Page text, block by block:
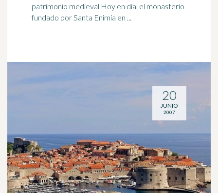
patrimonio medieval Hoy en día, el monasterio
fundado por Santa Enimia en ...
20
JUNIO
2007